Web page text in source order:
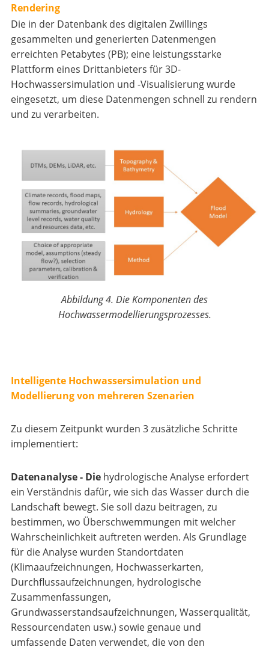
Rendering
Die in der Datenbank des digitalen Zwillings
gesammelten und generierten Datenmengen
erreichten Petabytes (PB); eine leistungsstarke
Plattform eines Drittanbieters für 3D-
Hochwassersimulation und -Visualisierung wurde
eingesetzt, um diese Datenmengen schnell zu rendern
und zu verarbeiten.
Abbildung 4. Die Komponenten des
Hochwassermodellierungsprozesses.
Intelligente Hochwassersimulation und
Modellierung von mehreren Szenarien
Zu diesem Zeitpunkt wurden 3 zusätzliche Schritte
implementiert:
Datenanalyse - Die hydrologische Analyse erfordert
ein Verständnis dafür, wie sich das Wasser durch die
Landschaft bewegt. Sie soll dazu beitragen, zu
bestimmen, wo Überschwemmungen mit welcher
Wahrscheinlichkeit auftreten werden. Als Grundlage
für die Analyse wurden Standortdaten
(Klimaaufzeichnungen, Hochwasserkarten,
Durchflussaufzeichnungen, hydrologische
Zusammenfassungen,
Grundwasserstandsaufzeichnungen, Wasserqualität,
Ressourcendaten usw.) sowie genaue und
umfassende Daten verwendet, die von den